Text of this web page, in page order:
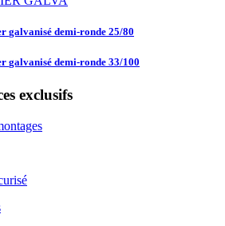
galvanisé demi-ronde 25/80
galvanisé demi-ronde 33/100
exclusifs